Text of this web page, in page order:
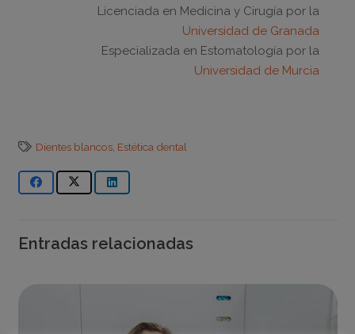
Licenciada en Medicina y Cirugía por la
Universidad de Granada
Especializada en Estomatología por la
Universidad de Murcia
Dientes blancos, Estética dental
Entradas relacionadas